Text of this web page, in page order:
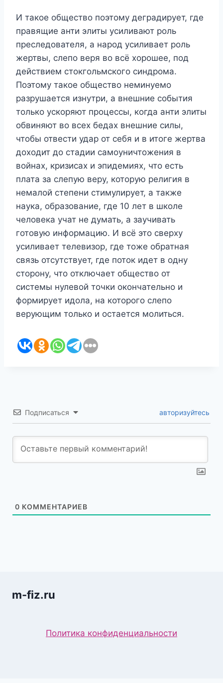
И такое общество поэтому деградирует, где
правящие анти элиты усиливают роль
преследователя, а народ усиливает роль
жертвы, слепо веря во всё хорошее, под
действием стокгольмского синдрома.
Поэтому такое общество неминуемо
разрушается изнутри, а внешние события
только ускоряют процессы, когда анти элиты
обвиняют во всех бедах внешние силы,
чтобы отвести удар от себя и в итоге жертва
доходит до стадии самоуничтожения в
войнах, кризисах и эпидемиях, что есть
плата за слепую веру, которую религия в
немалой степени стимулирует, а также
наука, образование, где 10 лет в школе
человека учат не думать, а заучивать
готовую информацию. И всё это сверху
усиливает телевизор, где тоже обратная
связь отсутствует, где поток идет в одну
сторону, что отключает общество от
системы нулевой точки окончательно и
формирует идола, на которого слепо
верующим только и остается молиться.
Подписаться авторизуйтесь
0 КОММЕНТАРИЕВ
m-fiz.ru
Политика конфиденциальности